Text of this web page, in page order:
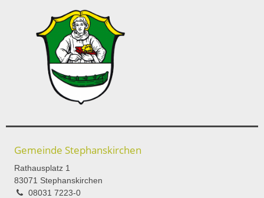
Gemeinde Stephanskirchen
Rathausplatz 1
83071 Stephanskirchen
08031 7223-0